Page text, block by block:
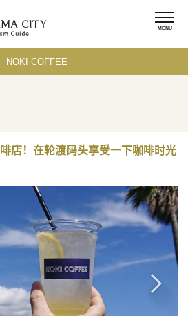
NOKI COFFEE
店！在轮渡码头享受一下咖啡时光